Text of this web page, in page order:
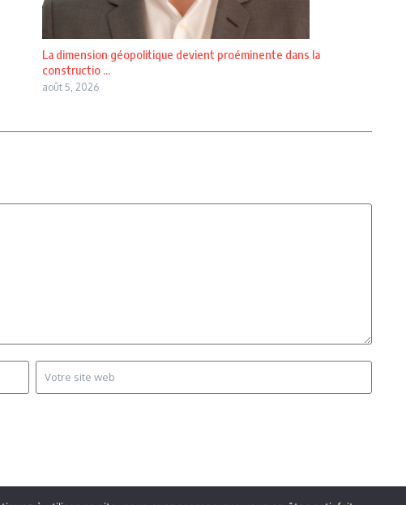
La dimension géopolitique devient proéminente dans la
constructio ...
août 5, 2026